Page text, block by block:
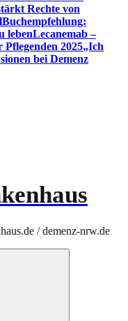
Rechte von
Buchempfehlung:
lebenLecanemab –
2025„Ich
bei Demenz
/ demenz-nrw.de